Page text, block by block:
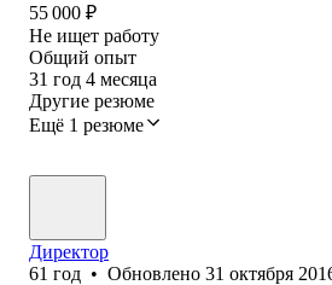
55 000 ₽
Не ищет работу
Общий опыт
31 год 4 месяца
Другие резюме
Ещё 1 резюме
Директор
61 год • Обновлено 31 октября